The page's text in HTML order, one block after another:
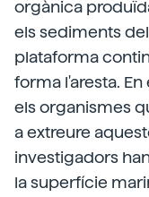
orgànica
els sediments
plataforma
forma l'aresta.
els organismes
a extreure
investigadors
la superfície